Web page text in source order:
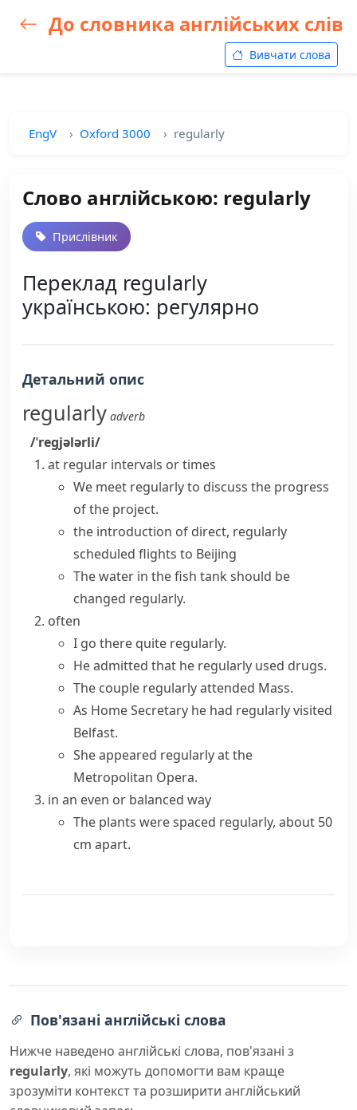
До словника англійських слів
Вивчати слова
EngV Oxford 3000 regularly
Слово англійською: regularly
Прислівник
Переклад regularly
українською: регулярно
Детальний опис
regularly adverb
/ˈreɡjələrli/
at regular intervals or times
We meet regularlyto discuss the progress
of the project.
the introduction of direct, regularly
scheduled flights to Beijing
The water in the fish tank should be
changed regularly.
often
I go there quite regularly.
He admitted that he regularly used drugs.
The couple regularly attended Mass.
As Home Secretary he had regularly visited
Belfast.
She appeared regularly at the
Metropolitan Opera.
in an even or balanced way
The plants were spaced regularly, about 50
cm apart.
Пов'язані англійські слова
Нижче наведено англійські слова, пов'язані з
regularly, які можуть допомогти вам краще
зрозуміти контекст та розширити англійський